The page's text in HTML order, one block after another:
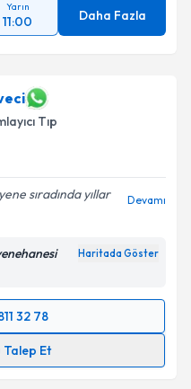
Yarın
11:00 Daha Fazla
Tıp
sıradında yıllar
Devamı
Haritada Göster
32 78
Talep Et